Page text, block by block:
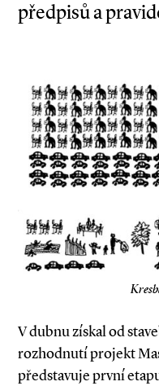
předpisů a
V dubnu získal od
rozhodnutí projekt
představuje první